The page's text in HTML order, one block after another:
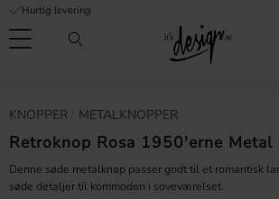
Menu
Hurtig levering
KNOPPER METALKNOPPER
Retroknop Rosa 1950'erne Metal
Denne søde metalknap passer godt til et romantisk
søde detaljer til kommoden i soveværelset.
Ofte stillede
spørgsmål
It's
Design